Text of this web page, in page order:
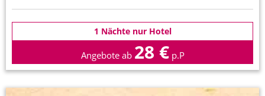
1 Nächte nur Hotel
Angebote ab 28 € p.P